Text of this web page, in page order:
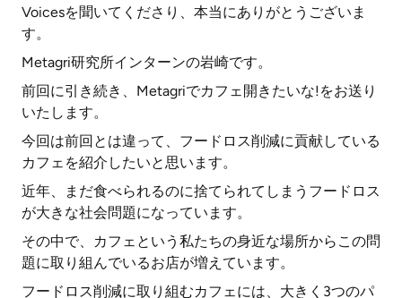
Voicesを聞いてくださり、本当にありがとうございま
す。
Metagri研究所インターンの岩崎です。
前回に引き続き、Metagriでカフェ開きたいな!をお送り
いたします。
今回は前回とは違って、フードロス削減に貢献している
カフェを紹介したいと思います。
近年、まだ食べられるのに捨てられてしまうフードロス
が大きな社会問題になっています。
その中で、カフェという私たちの身近な場所からこの問
題に取り組んでいるお店が増えています。
フードロス削減に取り組むカフェには、大きく3つのパ